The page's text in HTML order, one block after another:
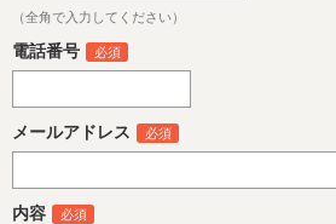
（全角で入力してください）
電話番号
メールアドレス
内容